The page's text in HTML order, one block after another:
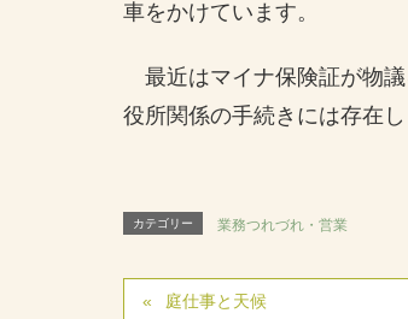
車をかけています。
最近はマイナ保険証が物
役所関係の手続きには存在
カテゴリー 業務つれづれ・営業
庭仕事と天候